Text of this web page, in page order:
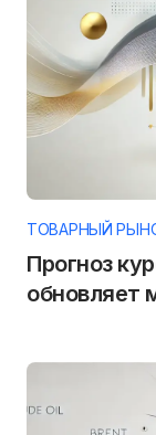
ТОВАРНЫЙ
Прогноз
обновляет